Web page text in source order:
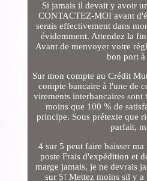
Si jamais il devait y avoir
CONTACTEZ-MOI avant
serais effectivement dans
évidemment. Attendez la
Avant de menvoyer votre
bon port à
Sur mon compte au Crédit
compte bancaire à l'une de
virements interbancaires
moins que 100 % de
principe. Sous prétexte que
parfait,
4 sur 5 peut faire baisser
poste Frais d'expédition et
marge jamais, je ne devrais
sur 5! Mettez moins sil y a